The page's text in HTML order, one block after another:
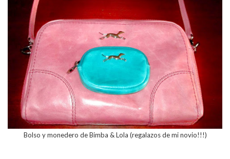
Bolso y monedero de Bimba & Lola (regalazos de mi novio!!!)